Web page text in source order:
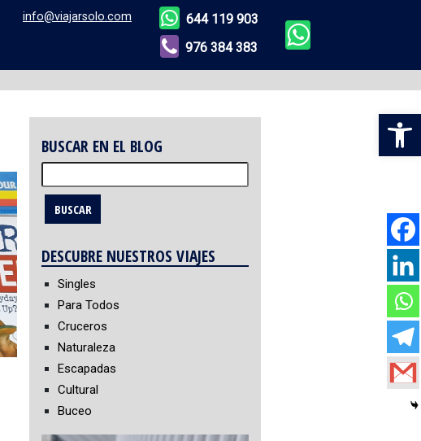
info@viajarsolo.com
644 119 903
976 384 383
BUSCAR EN EL BLOG
DESCUBRE NUESTROS VIAJES
Singles
Para Todos
Cruceros
Naturaleza
Escapadas
Cultural
Buceo